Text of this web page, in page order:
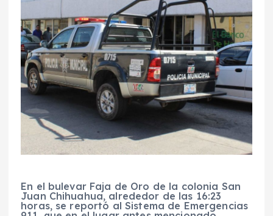
En el bulevar Faja de Oro de la colonia San
Juan Chihuahua, alrededor de las 16:23
horas, se reportó al Sistema de Emergencias